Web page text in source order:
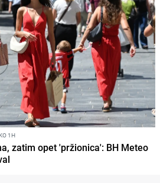
1H
zatim opet 'pržionica': BH Meteo